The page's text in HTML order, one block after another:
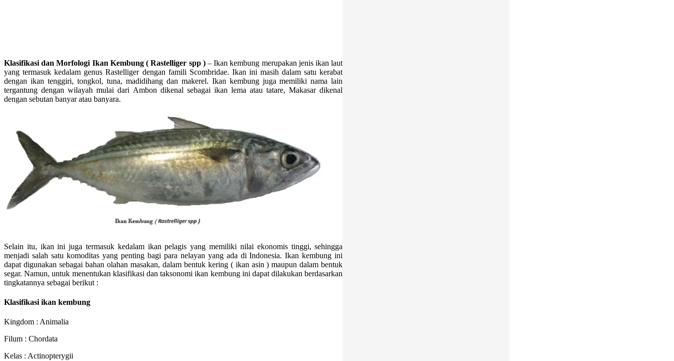
Klasifikasi dan Morfologi Ikan Kembung ( Rastelliger spp )– Ikan kembung merupakan jenis ikan laut
yang termasuk kedalam genus Rastelliger dengan famili Scombridae. Ikan ini masih dalam satu kerabat
dengan ikan tenggiri, tongkol, tuna, madidihang dan makerel. Ikan kembung juga memiliki nama lain
tergantung dengan wilayah mulai dari Ambon dikenal sebagai ikan lema atau tatare, Makasar dikenal
dengan sebutan banyar atau banyara.
Selain itu, ikan ini juga termasuk kedalam ikan pelagis yang memiliki nilai ekonomis tinggi, sehingga
menjadi salah satu komoditas yang penting bagi para nelayan yang ada di Indonesia. Ikan kembung ini
dapat digunakan sebagai bahan olahan masakan, dalam bentuk kering ( ikan asin ) maupun dalam bentuk
segar. Namun, untuk menentukan klasifikasi dan taksonomi ikan kembung ini dapat dilakukan berdasarkan
tingkatannya sebagai berikut :
Klasifikasi ikan kembung
Kingdom : Animalia
Filum : Chordata
Kelas : Actinopterygii